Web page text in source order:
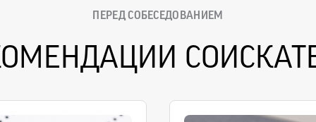
ПЕРЕД СОБЕСЕДОВАНИЕМ